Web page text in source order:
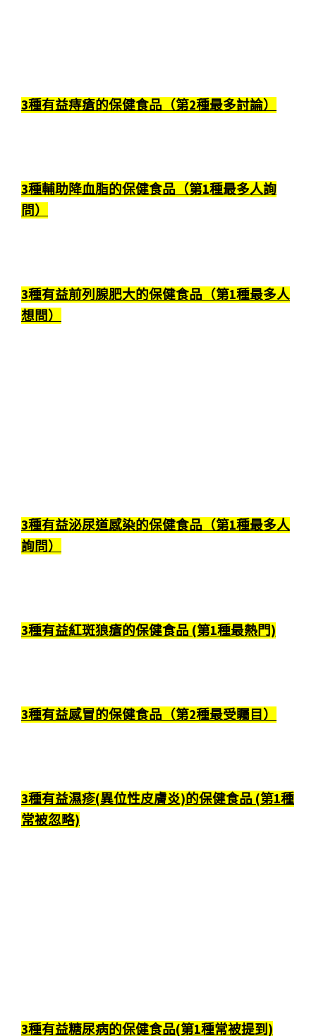
3種有益痔瘡的保健食品（第2種最多討論）
3種輔助降血脂的保健食品（第1種最多人詢
問）
3種有益前列腺肥大的保健食品（第1種最多人
想問）
3種有益泌尿道感染的保健食品（第1種最多人
詢問）
3種有益紅斑狼瘡的保健食品 (第1種最熱門)
3種有益感冒的保健食品（第2種最受矚目）
3種有益濕疹(異位性皮膚炎)的保健食品 (第1種
常被忽略)
3種有益糖尿病的保健食品(第1種常被提到)